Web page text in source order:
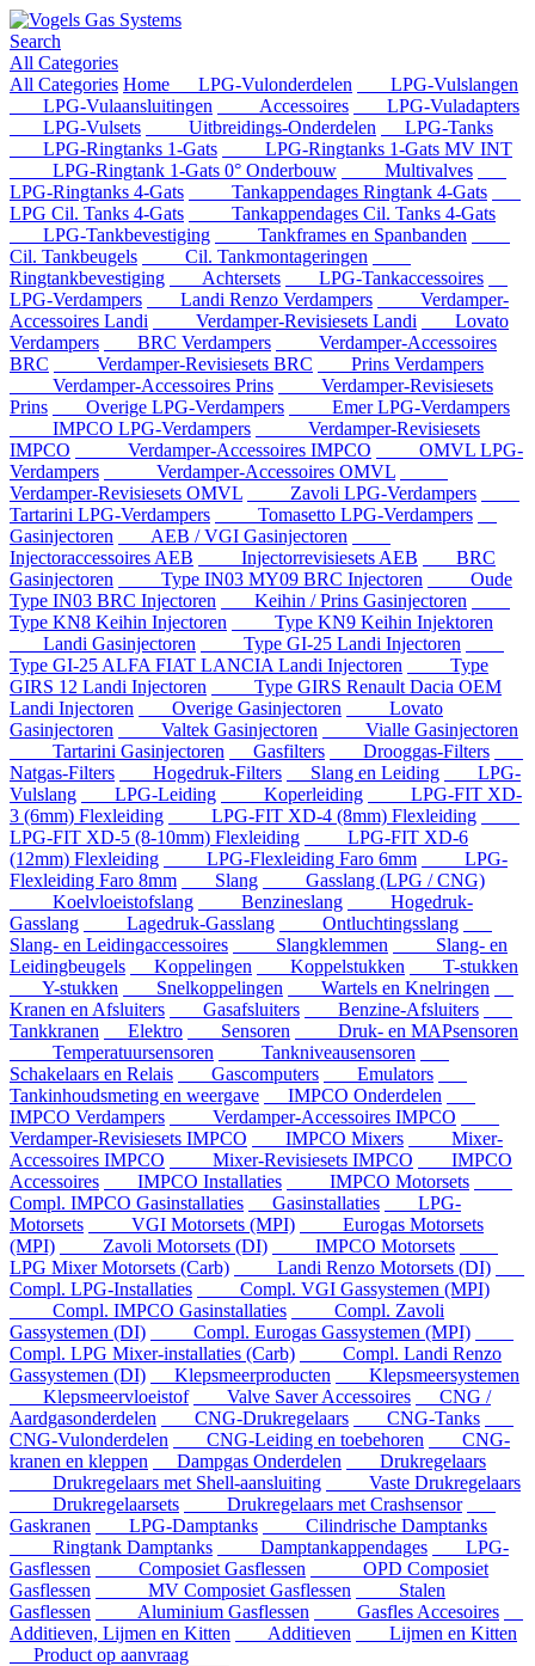
Search
All Categories
All Categories Home LPG-Vulonderdelen
LPG-Vulslangen
LPG-Vulaansluitingen
Accessoires
LPG-Vuladapters
LPG-Vulsets
Uitbreidings-Onderdelen
LPG-Tanks
LPG-Ringtanks 1-Gats
LPG-Ringtanks 1-Gats MV INT
LPG-Ringtank 1-Gats 0° Onderbouw
Multivalves
LPG-Ringtanks 4-Gats
Tankappendages Ringtank 4-Gats
LPG Cil. Tanks 4-Gats
Tankappendages Cil. Tanks 4-Gats
LPG-Tankbevestiging
Tankframes en Spanbanden
Cil. Tankbeugels
Cil. Tankmontageringen
Ringtankbevestiging
Achtersets
LPG-Tankaccessoires
LPG-Verdampers
Landi Renzo Verdampers
Verdamper-
Accessoires Landi
Verdamper-Revisiesets Landi
Lovato
Verdampers
BRC Verdampers
Verdamper-Accessoires
BRC
Verdamper-Revisiesets BRC
Prins Verdampers
Verdamper-Accessoires Prins
Verdamper-Revisiesets
Prins
Overige LPG-Verdampers
Emer LPG-Verdampers
IMPCO LPG-Verdampers
Verdamper-Revisiesets
IMPCO
Verdamper-Accessoires IMPCO
OMVL LPG-
Verdampers
Verdamper-Accessoires OMVL
Verdamper-Revisiesets OMVL
Zavoli LPG-Verdampers
Tartarini LPG-Verdampers
Tomasetto LPG-Verdampers
Gasinjectoren
AEB / VGI Gasinjectoren
Injectoraccessoires AEB
Injectorrevisiesets AEB
BRC
Gasinjectoren
Type IN03 MY09 BRC Injectoren
Oude
Type IN03 BRC Injectoren
Keihin / Prins Gasinjectoren
Type KN8 Keihin Injectoren
Type KN9 Keihin Injektoren
Landi Gasinjectoren
Type GI-25 Landi Injectoren
Type GI-25 ALFA FIAT LANCIA Landi Injectoren
Type
GIRS 12 Landi Injectoren
Type GIRS Renault Dacia OEM
Landi Injectoren
Overige Gasinjectoren
Lovato
Gasinjectoren
Valtek Gasinjectoren
Vialle Gasinjectoren
Tartarini Gasinjectoren
Gasfilters
Drooggas-Filters
Natgas-Filters
Hogedruk-Filters Slang en Leiding
LPG-
Vulslang
LPG-Leiding Koperleiding
LPG-FIT XD-
3 (6mm) Flexleiding
LPG-FIT XD-4 (8mm) Flexleiding
LPG-FIT XD-5 (8-10mm) Flexleiding
LPG-FIT XD-6
(12mm) Flexleiding
LPG-Flexleiding Faro 6mm
LPG-
Flexleiding Faro 8mm
Slang
Gasslang (LPG / CNG)
Koelvloeistofslang
Benzineslang
Hogedruk-
Gasslang
Lagedruk-Gasslang
Ontluchtingsslang
Slang- en Leidingaccessoires
Slangklemmen
Slang- en
Leidingbeugels
Koppelingen Koppelstukken
T-stukken
Y-stukken
Snelkoppelingen
Wartels en Knelringen
Kranen en Afsluiters
Gasafsluiters
Benzine-Afsluiters
Tankkranen
Elektro Sensoren
Druk- en MAPsensoren
Temperatuursensoren
Tankniveausensoren
Schakelaars en Relais
Gascomputers
Emulators
Tankinhoudsmeting en weergave
IMPCO Onderdelen
IMPCO Verdampers
Verdamper-Accessoires IMPCO
Verdamper-Revisiesets IMPCO
IMPCO Mixers
Mixer-
Accessoires IMPCO
Mixer-Revisiesets IMPCO
IMPCO
Accessoires
IMPCO Installaties
IMPCO Motorsets
Compl. IMPCO Gasinstallaties
Gasinstallaties
LPG-
Motorsets
VGI Motorsets (MPI)
Eurogas Motorsets
(MPI)
Zavoli Motorsets (DI)
IMPCO Motorsets
LPG Mixer Motorsets (Carb)
Landi Renzo Motorsets (DI)
Compl. LPG-Installaties
Compl. VGI Gassystemen (MPI)
Compl. IMPCO Gasinstallaties
Compl. Zavoli
Gassystemen (DI)
Compl. Eurogas Gassystemen (MPI)
Compl. LPG Mixer-installaties (Carb)
Compl. Landi Renzo
Gassystemen (DI)
Klepsmeerproducten
Klepsmeersystemen
Klepsmeervloeistof
Valve Saver Accessoires
CNG /
Aardgasonderdelen
CNG-Drukregelaars
CNG-Tanks
CNG-Vulonderdelen
CNG-Leiding en toebehoren
CNG-
kranen en kleppen
Dampgas Onderdelen
Drukregelaars
Drukregelaars met Shell-aansluiting
Vaste Drukregelaars
Drukregelaarsets
Drukregelaars met Crashsensor
Gaskranen
LPG-Damptanks
Cilindrische Damptanks
Ringtank Damptanks
Damptankappendages
LPG-
Gasflessen
Composiet Gasflessen
OPD Composiet
Gasflessen
MV Composiet Gasflessen
Stalen
Gasflessen
Aluminium Gasflessen
Gasfles Accesoires
Additieven, Lijmen en Kitten
Additieven
Lijmen en Kitten
Product op aanvraag